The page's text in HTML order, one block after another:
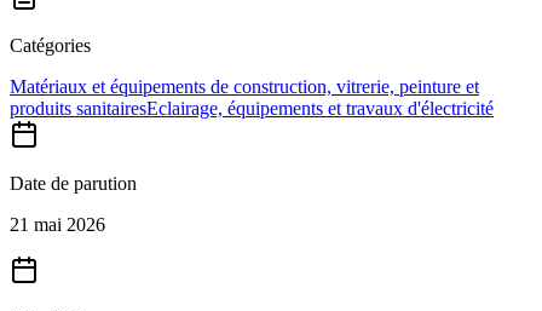
Catégories
Matériaux et équipements de construction, vitrerie, peinture et
produits sanitairesEclairage, équipements et travaux d'électricité
Date de parution
21 mai 2026